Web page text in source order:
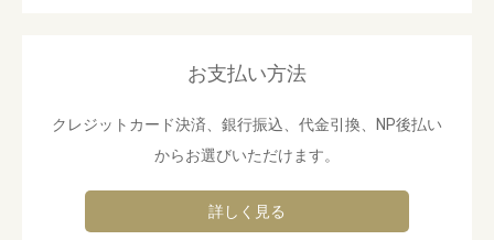
お支払い方法
クレジットカード決済、銀行振込、代金引換、NP後払い
からお選びいただけます。
詳しく見る